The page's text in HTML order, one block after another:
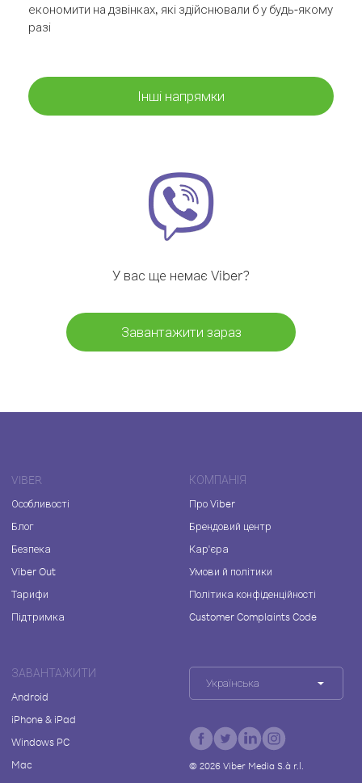
економити на дзвінках, які здійснювали б у будь-якому
разі
Інші напрямки
У вас ще немає Viber?
Завантажити зараз
VIBER
Особливості
Блог
Безпека
Viber Out
Тарифи
Підтримка
КОМПАНІЯ
Про Viber
Брендовий центр
Кар'єра
Умови й політики
Політика конфіденційності
Customer Complaints Code
ЗАВАНТАЖИТИ
Android
iPhone & iPad
Windows PC
Mac
Українська
© 2026Viber Media S.à r.l.